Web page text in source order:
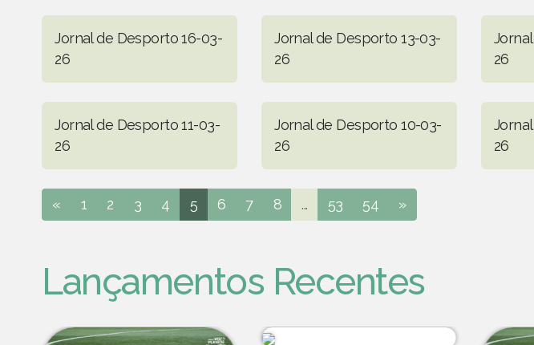
Jornal de Desporto 16-03-
26
Jornal de Desporto 13-03-
26
26
Jornal de Desporto 11-03-
26
Jornal de Desporto 10-03-
26
26
« 1 2 3 4 5 6 7 8 ... 53 54 »
Lançamentos Recentes